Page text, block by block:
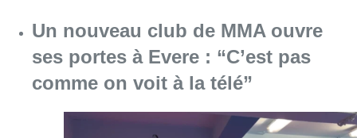
Un nouveau club de MMA ouvre
ses portes à Evere : “C’est pas
comme on voit à la télé”